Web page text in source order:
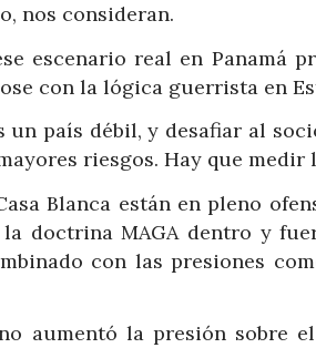
nos consideran.
escenario real en Panamá
con la lógica guerrista en
un país débil, y desafiar al
riesgos. Hay que medir
Blanca están en pleno
doctrina MAGA dentro y
con las presiones
aumentó la presión sobre